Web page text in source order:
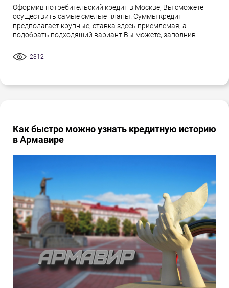
Оформив потребительский кредит в Москве, Вы сможете
осуществить самые смелые планы. Суммы кредит
предполагает крупные, ставка здесь приемлемая, а
подобрать подходящий вариант Вы можете, заполнив
2312
Как быстро можно узнать кредитную историю
в Армавире